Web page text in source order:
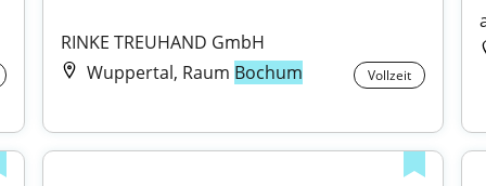
RINKE TREUHAND GmbH
Wuppertal, Raum Bochum Vollzeit